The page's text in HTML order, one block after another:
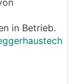
in Betrieb.